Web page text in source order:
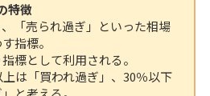
特徴
、「売られ過ぎ」といった相場
指標。
標として利用される。
は「買われ過ぎ」、30％以下